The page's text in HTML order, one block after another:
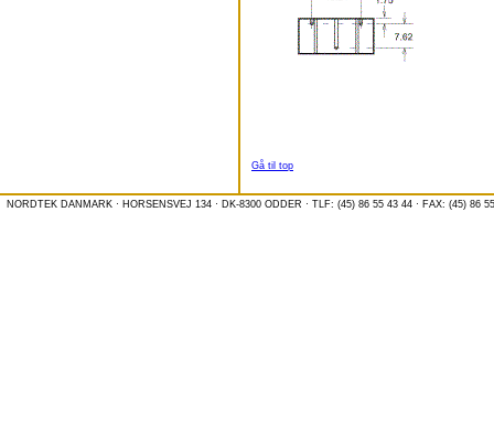
Gå til top
NORDTEK DANMARK · HORSENSVEJ 134 · DK-8300 ODDER · TLF: (45) 86 55 43 44 · FAX: (45) 86